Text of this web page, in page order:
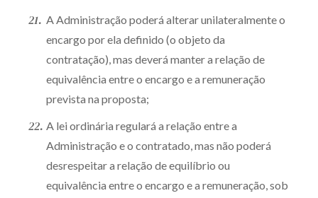
A Administração poderá alterar unilateralmente o
encargo por ela definido (o objeto da
contratação), mas deverá manter a relação de
equivalência entre o encargo e a remuneração
prevista na proposta;
A lei ordinária regulará a relação entre a
Administração e o contratado, mas não poderá
desrespeitar a relação de equilíbrio ou
equivalência entre o encargo e a remuneração, sob